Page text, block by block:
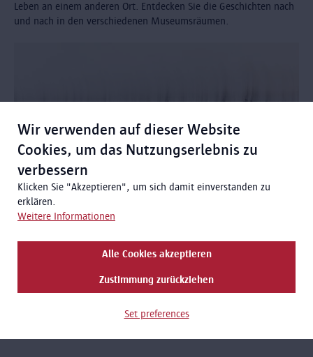
Wir verwenden auf dieser Website
Cookies, um das Nutzungserlebnis zu
verbessern
Klicken Sie "Akzeptieren", um sich damit einverstanden zu
erklären.
Weitere Informationen
Alle Cookies akzeptieren
Zustimmung zurückziehen
Set preferences
Leben an einem anderen Ort. Entdecken Sie die Geschichten nach
und nach in den verschiedenen Museumsräumen.
TEMPORÄRE AUSSTELLUNG
Mashid Mohadjerin - Drifting Belgians
In dieser Ausstellung untersucht die visuelle Künstlerin Mashid
die Vereinigten Staaten zur Zeit der Reederei Red Star Line